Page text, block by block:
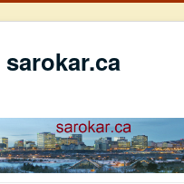
sarokar.ca